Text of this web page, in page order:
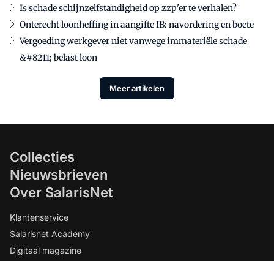
Is schade schijnzelfstandigheid op zzp'er te verhalen?
Onterecht loonheffing in aangifte IB: navordering en boete
Vergoeding werkgever niet vanwege immateriële schade
&#8211; belast loon
Meer artikelen
Collecties
Nieuwsbrieven
Over SalarisNet
Klantenservice
Salarisnet Academy
Digitaal magazine